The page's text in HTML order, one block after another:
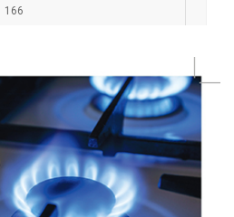
166
году в России планируется
недель
224
области: итоги первого